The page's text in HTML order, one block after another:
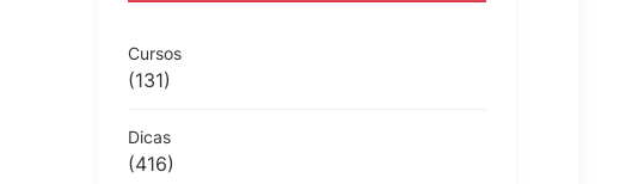
Cursos
(131)
Dicas
(416)